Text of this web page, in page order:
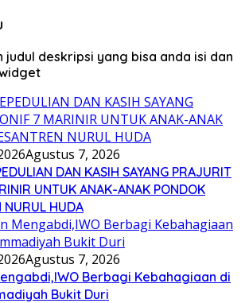
judul deskripsi yang bisa anda isi dan
Agustus 7, 2026
DAN KASIH SAYANG PRAJURIT
UNTUK ANAK-ANAK PONDOK
NURUL HUDA
Agustus 7, 2026
Berbagi Kebahagiaan di
Bukit Duri